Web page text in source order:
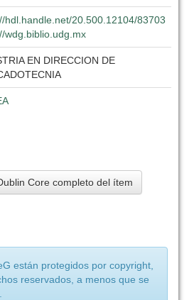
hdl.handle.net/20.500.12104/83703
wdg.biblio.udg.mx
EN DIRECCION DE
Core completo del ítem
están protegidos por copyright,
reservados, a menos que se